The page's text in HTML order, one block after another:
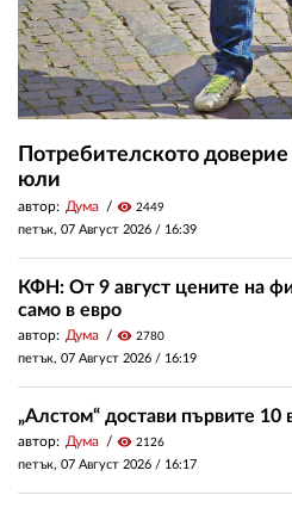
Потребителското доверие
юли
автор: Дума visibility 2449
петък, 07 Август 2026 / 16:39
КФН: От 9 август цените на
само в евро
автор: Дума visibility 2780
петък, 07 Август 2026 / 16:19
„Алстом“ достави първите 10
автор: Дума visibility 2126
петък, 07 Август 2026 / 16:17